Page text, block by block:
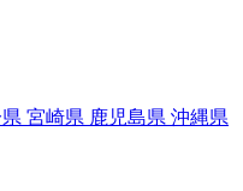
宮崎県 鹿児島県 沖縄県